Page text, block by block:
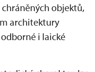
objektů,
architektury
i laické